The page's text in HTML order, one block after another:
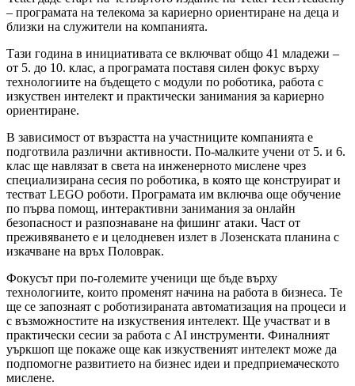
– програмата на телекома за кариерно ориентиране на деца и
близки на служители на компанията.
Тази година в инициативата се включват общо 41 младежи –
от 5. до 10. клас, а програмата поставя силен фокус върху
технологиите на бъдещето с модули по роботика, работа с
изкуствен интелект и практически занимания за кариерно
ориентиране.
В зависимост от възрастта на участниците компанията е
подготвила различни активности. По-малките учени от 5. и 6.
клас ще навлязат в света на инженерното мислене чрез
специализирана сесия по роботика, в която ще конструират и
тестват LEGO роботи. Програмата им включва още обучение
по първа помощ, интерактивни занимания за онлайн
безопасност и разпознаване на фишинг атаки. Част от
преживяването е и целодневен излет в Лозенската планина с
изкачване на връх Половрак.
Фокусът при по-големите ученици ще бъде върху
технологиите, които променят начина на работа в бизнеса. Те
ще се запознаят с роботизираната автоматизация на процеси и
с възможностите на изкуствения интелект. Ще участват и в
практически сесии за работа с AI инструменти. Финалният
уъркшоп ще покаже още как изкуственият интелект може да
подпомогне развитието на бизнес идеи и предприемаческото
мислене.